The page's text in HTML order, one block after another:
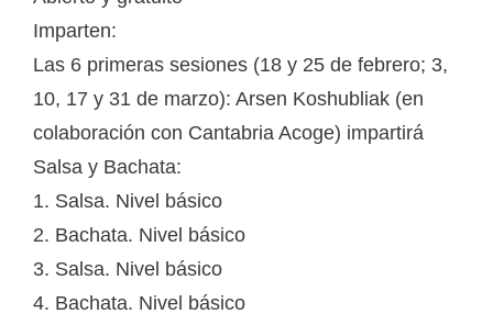
Imparten:
Las 6 primeras sesiones (18 y 25 de febrero; 3,
10, 17 y 31 de marzo): Arsen Koshubliak (en
colaboración con Cantabria Acoge) impartirá
Salsa y Bachata:
1. Salsa. Nivel básico
2. Bachata. Nivel básico
3. Salsa. Nivel básico
4. Bachata. Nivel básico